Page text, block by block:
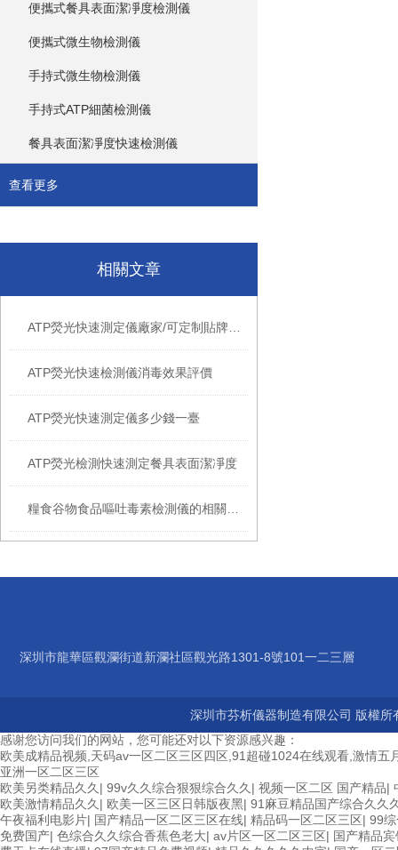
便攜式餐具表面潔凈度檢測儀
便攜式微生物檢測儀
手持式微生物檢測儀
手持式ATP細菌檢測儀
餐具表面潔凈度快速檢測儀
查看更多
相關文章
ATP熒光快速檢測儀消毒效果評價
ATP熒光快速測定儀多少錢一臺
ATP熒光檢測快速測定餐具表面潔凈度
深圳市龍華區觀瀾街道新瀾社區觀光路1301-8號101一二三層
深圳市芬析儀器制造有限公司 版權
感谢您访问我们的网站，您可能还对以下资源感兴趣：
欧美成精品视频,天码av一区二区三区四区,91超碰1024在线观看,激情
亚洲一区二区三区
欧美另类精品久久 | 99v久久综合狠狠综合久久 | 视频一区二区 国产精品|
欧美激情精品久久 | 欧美一区三区日韩版夜黑| 91麻豆精品国产综合久久
午夜福利电影片| 国产精品一区二区三区在线| 精品码一区二区三区| 99
免费国产| 色综合久久综合香蕉色老大| av片区一区二区三区| 国产精品